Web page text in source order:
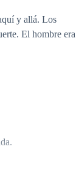
y allá. Los
El hombre era